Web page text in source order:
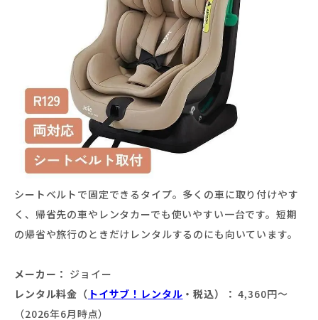
シートベルトで固定できるタイプ。多くの車に取り付けやす
く、帰省先の車やレンタカーでも使いやすい一台です。短期
の帰省や旅行のときだけレンタルするのにも向いています。
メーカー： ジョイー
レンタル料金（ トイサブ！レンタル ・税込）： 4,360円〜
（2026年6月時点）